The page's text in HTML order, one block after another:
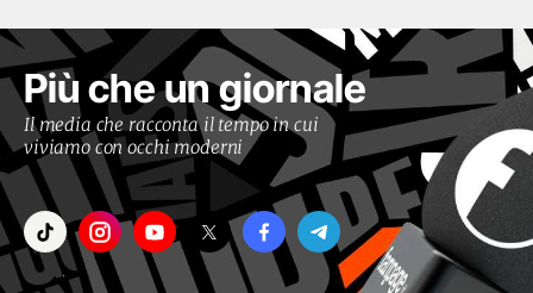
Più che un giornale
Il media che racconta il tempo in cui
viviamo con occhi moderni